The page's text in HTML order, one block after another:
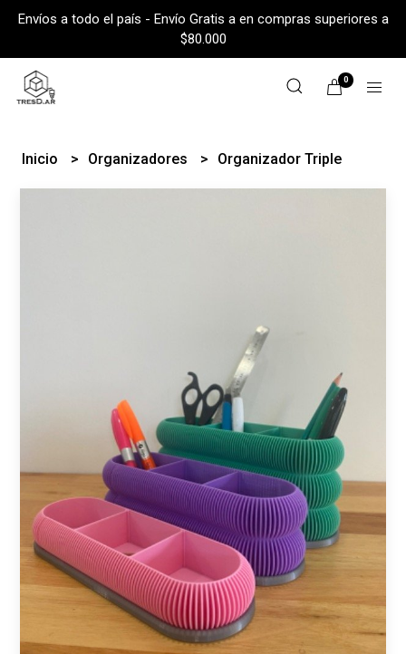
Envíos a todo el país - Envío Gratis a en compras superiores a
$80.000
0
Inicio Organizadores Organizador Triple